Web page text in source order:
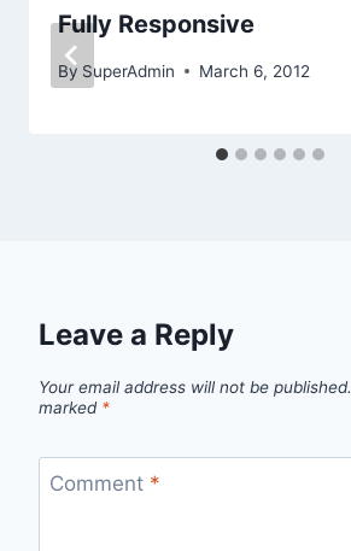
Fully Responsive
By SuperAdmin March 6, 2012
Leave a Reply
Your email address will not be published.
marked *
Comment *